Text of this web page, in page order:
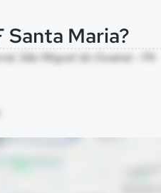
Santa Maria?
São Miguel do Guamá - PA